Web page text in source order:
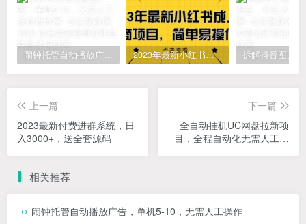
闹钟托管自动播放广告，单机5-10，无需人工操作 2023年最新小红书成人电商项目，简单易操作【详细教程】
上一篇
2023最新付费进群系统，日
入3000+，送全套源码
下一篇
全自动挂机UC网盘拉新项
目，全程自动化无需人工操
相关推荐
闹钟托管自动播放广告，单机5-10，无需人工操作